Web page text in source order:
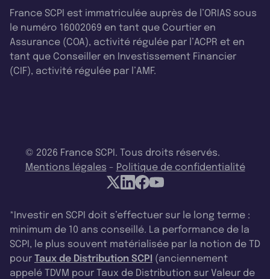
France SCPI est immatriculée auprès de l’ORIAS sous
le numéro 16002069 en tant que Courtier en
Assurance (COA), activité régulée par l’ACPR et en
tant que Conseiller en Investissement Financier
(CIF), activité régulée par l’AMF.
© 2026 France SCPI. Tous droits réservés.
Mentions légales - Politique de confidentialité
*Investir en SCPI doit s’effectuer sur le long terme :
minimum de 10 ans conseillé. La performance de la
SCPI, le plus souvent matérialisée par la notion de TD
pour Taux de Distribution SCPI (anciennement
appelé TDVM pour Taux de Distribution sur Valeur de